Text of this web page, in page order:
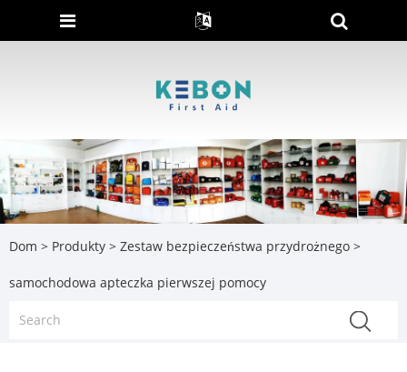
Dom > Produkty > Zestaw bezpieczeństwa przydrożnego >
samochodowa apteczka pierwszej pomocy